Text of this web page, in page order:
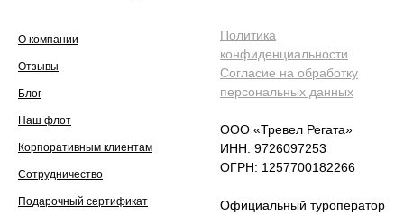
О компании
Отзывы
Блог
Наш флот
Корпоративным клиентам
Сотрудничество
Подарочный сертификат
Политика
конфиденциальности
Согласие на обработку
персональных данных
ООО «Тревел Регата»
ИНН: 9726097253
ОГРН: 1257700182266
Официальный туроператор